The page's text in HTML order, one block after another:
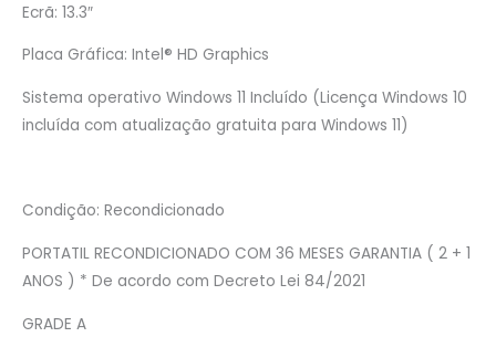
Ecrã: 13.3″
Placa Gráfica: Intel® HD Graphics
Sistema operativo Windows 11 Incluído (Licença Windows 10
incluída com atualização gratuita para Windows 11)
Condição: Recondicionado
PORTATIL RECONDICIONADO COM 36 MESES GARANTIA ( 2 + 1
ANOS ) * De acordo com Decreto Lei 84/2021
GRADE A